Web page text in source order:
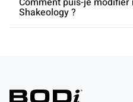
Shakeology ?